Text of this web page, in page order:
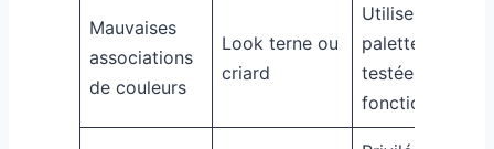
Mauvaises
associations
de couleurs
Look terne ou
criard
Utiliser des
palettes
testées qui
fonctionnent